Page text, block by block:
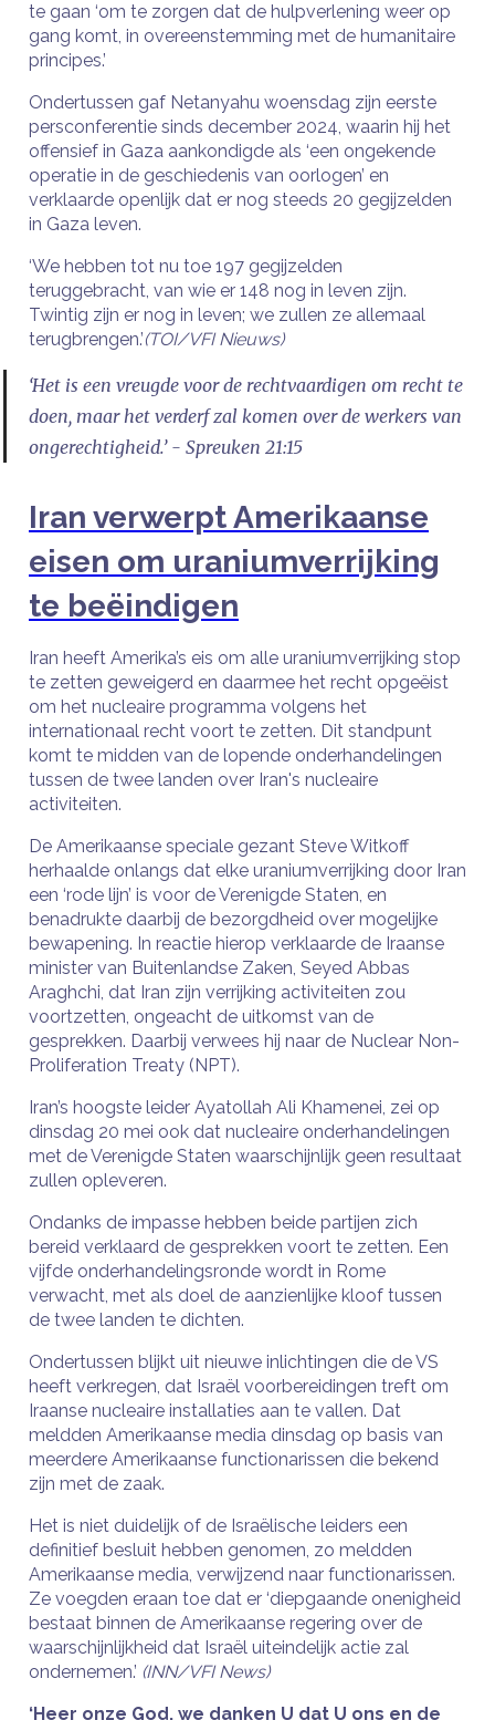
te gaan ‘om te zorgen dat de hulpverlening weer op
gang komt, in overeenstemming met de humanitaire
principes.’
Ondertussen gaf Netanyahu woensdag zijn eerste
persconferentie sinds december 2024, waarin hij het
offensief in Gaza aankondigde als ‘een ongekende
operatie in de geschiedenis van oorlogen’ en
verklaarde openlijk dat er nog steeds 20 gegijzelden
in Gaza leven.
‘We hebben tot nu toe 197 gegijzelden
teruggebracht, van wie er 148 nog in leven zijn.
Twintig zijn er nog in leven; we zullen ze allemaal
terugbrengen.’(TOI/VFI Nieuws)
‘Het is een vreugde voor de rechtvaardigen om recht te
doen, maar het verderf zal komen over de werkers van
ongerechtigheid.’ - Spreuken 21:15
Iran verwerpt Amerikaanse
eisen om uraniumverrijking
te beëindigen
Iran heeft Amerika’s eis om alle uraniumverrijking stop
te zetten geweigerd en daarmee het recht opgeëist
om het nucleaire programma volgens het
internationaal recht voort te zetten. Dit standpunt
komt te midden van de lopende onderhandelingen
tussen de twee landen over Iran's nucleaire
activiteiten.
De Amerikaanse speciale gezant Steve Witkoff
herhaalde onlangs dat elke uraniumverrijking door Iran
een ‘rode lijn’ is voor de Verenigde Staten, en
benadrukte daarbij de bezorgdheid over mogelijke
bewapening. In reactie hierop verklaarde de Iraanse
minister van Buitenlandse Zaken, Seyed Abbas
Araghchi, dat Iran zijn verrijking activiteiten zou
voortzetten, ongeacht de uitkomst van de
gesprekken. Daarbij verwees hij naar de Nuclear Non-
Proliferation Treaty (NPT).
Iran’s hoogste leider Ayatollah Ali Khamenei, zei op
dinsdag 20 mei ook dat nucleaire onderhandelingen
met de Verenigde Staten waarschijnlijk geen resultaat
zullen opleveren.
Ondanks de impasse hebben beide partijen zich
bereid verklaard de gesprekken voort te zetten. Een
vijfde onderhandelingsronde wordt in Rome
verwacht, met als doel de aanzienlijke kloof tussen
de twee landen te dichten.
Ondertussen blijkt uit nieuwe inlichtingen die de VS
heeft verkregen, dat Israël voorbereidingen treft om
Iraanse nucleaire installaties aan te vallen. Dat
meldden Amerikaanse media dinsdag op basis van
meerdere Amerikaanse functionarissen die bekend
zijn met de zaak.
Het is niet duidelijk of de Israëlische leiders een
definitief besluit hebben genomen, zo meldden
Amerikaanse media, verwijzend naar functionarissen.
Ze voegden eraan toe dat er ‘diepgaande onenigheid
bestaat binnen de Amerikaanse regering over de
waarschijnlijkheid dat Israël uiteindelijk actie zal
ondernemen.’ (INN/VFI News)
‘Heer onze God, we danken U dat U ons en de